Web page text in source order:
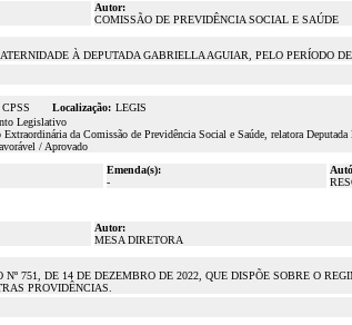
Autor:
COMISSÃO DE PREVIDÊNCIA SOCIAL E SAÚDE
À DEPUTADA GABRIELLA AGUIAR, PELO PERÍODO
CPSS Localização: LEGIS
Legislativo
da Comissão de Previdência Social e Saúde, relatora
/ Aprovado
Emenda(s):
-
Autor:
MESA DIRETORA
Nº 751, DE 14 DE DEZEMBRO DE 2022, QUE DISPÕE SOBRE O
PROVIDÊNCIAS.